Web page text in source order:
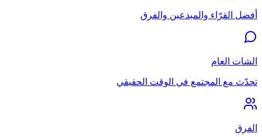
أفضل القرّاء والمبدعين والفرق
الشات العام
تحدّث مع المجتمع في الوقت الحقيقي
الفرق